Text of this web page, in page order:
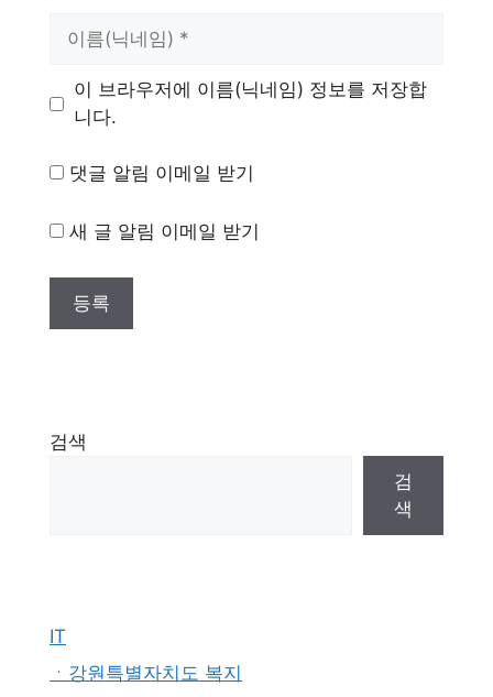
이 브라우저에 이름(닉네임) 정보를 저장합
니다.
댓글 알림 이메일 받기
새 글 알림 이메일 받기
검색
검
색
IT
ㆍ강원특별자치도 복지